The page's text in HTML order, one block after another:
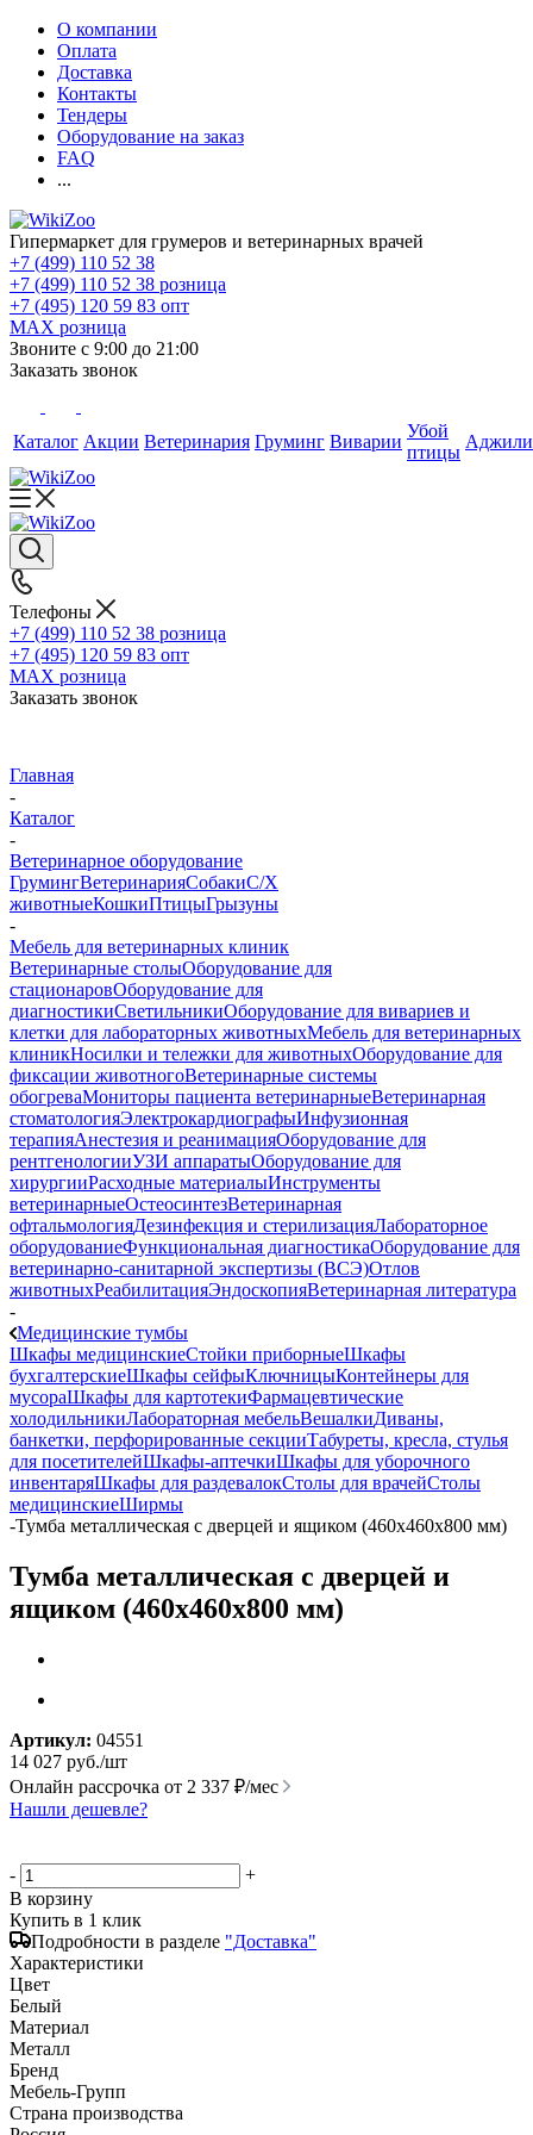
О компании
Оплата
Доставка
Контакты
Тендеры
Оборудование на заказ
FAQ
...
Гипермаркет для грумеров и ветеринарных врачей
+7 (499) 110 52 38
+7 (499) 110 52 38 розница
+7 (495) 120 59 83 опт
MAX розница
Звоните с 9:00 до 21:00
Заказать звонок
Каталог Акции Ветеринария Груминг Виварии
Убой
птицы
Телефоны
+7 (499) 110 52 38 розница
+7 (495) 120 59 83 опт
MAX розница
Заказать звонок
Главная
-
Каталог
-
Ветеринарное оборудование
ГрумингВетеринарияСобакиС/Х
животныеКошкиПтицыГрызуны
-
Мебель для ветеринарных клиник
Ветеринарные столыОборудование для
стационаровОборудование для
диагностикиСветильникиОборудование для вивариев и
клетки для лабораторных животныхМебель для ветеринарных
клиникНосилки и тележки для животныхОборудование для
фиксации животногоВетеринарные системы
обогреваМониторы пациента ветеринарныеВетеринарная
стоматологияЭлектрокардиографыИнфузионная
терапияАнестезия и реанимацияОборудование для
рентгенологииУЗИ аппаратыОборудование для
хирургииРасходные материалыИнструменты
ветеринарныеОстеосинтезВетеринарная
офтальмологияДезинфекция и стерилизацияЛабораторное
оборудованиеФункциональная диагностикаОборудование для
ветеринарно-санитарной экспертизы (ВСЭ)Отлов
животныхРеабилитацияЭндоскопияВетеринарная литература
-
Медицинские тумбы
Шкафы медицинскиеСтойки приборныеШкафы
бухгалтерскиеШкафы сейфыКлючницыКонтейнеры для
мусораШкафы для картотекиФармацевтические
холодильникиЛабораторная мебельВешалкиДиваны,
банкетки, перфорированные секцииТабуреты, кресла, стулья
для посетителейШкафы-аптечкиШкафы для уборочного
инвентаряШкафы для раздевалокСтолы для врачейСтолы
медицинскиеШирмы
-Тумба металлическая с дверцей и ящиком (460x460x800 мм)
Тумба металлическая с дверцей и
ящиком (460x460x800 мм)
Артикул: 04551
14 027 руб./шт
Онлайн рассрочка от 2 337 ₽/мес
Нашли дешевле?
-
+
В корзину
Купить в 1 клик
Подробности в разделе "Доставка"
Характеристики
Цвет
Белый
Материал
Металл
Бренд
Мебель-Групп
Страна производства